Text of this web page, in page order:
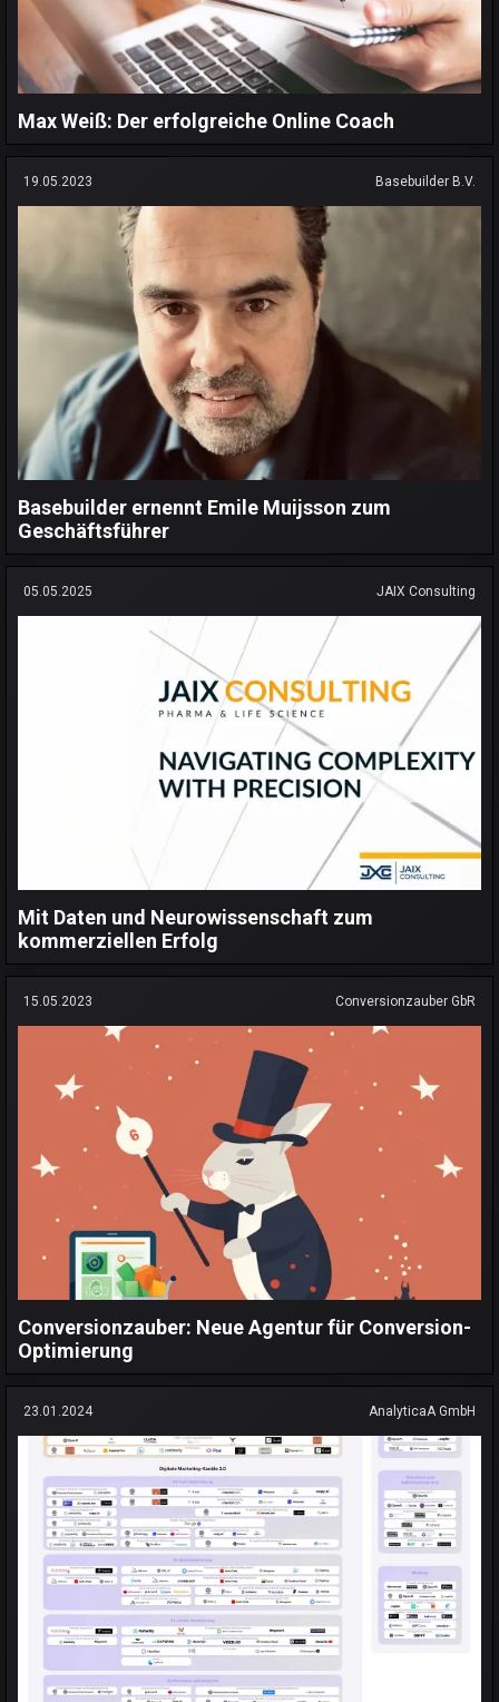
Max Weiß: Der erfolgreiche Online Coach
19.05.2023 Basebuilder B.V.
Basebuilder ernennt Emile Muijsson zum
Geschäftsführer
05.05.2025 JAIX Consulting
Mit Daten und Neurowissenschaft zum
kommerziellen Erfolg
15.05.2023 Conversionzauber GbR
Conversionzauber: Neue Agentur für Conversion-
Optimierung
23.01.2024 AnalyticaA GmbH